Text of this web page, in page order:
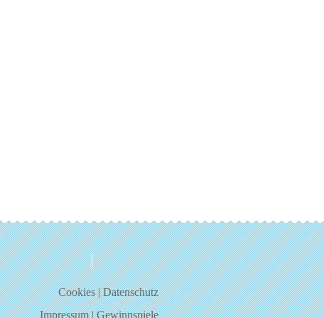
über uns kontakt
Cookies|Datenschutz
Impressum|Gewinnspiele